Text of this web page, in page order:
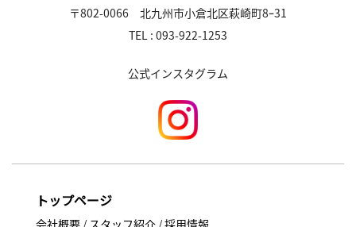
〒802-0066 北九州市小倉北区萩崎町8ｰ31
TEL : 093-922-1253
公式インスタグラム
トップページ